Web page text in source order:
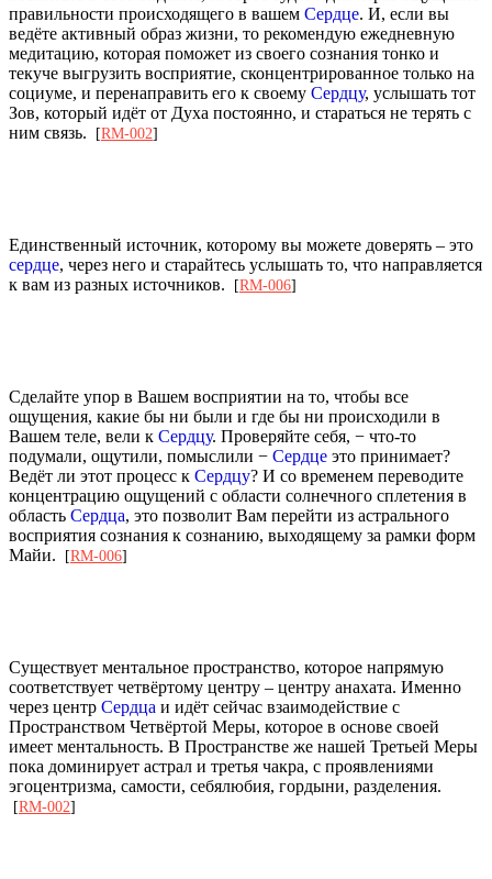
правильности происходящего в вашем Сердце. И, если вы
ведёте активный образ жизни, то рекомендую ежедневную
медитацию, которая поможет из своего сознания тонко и
текуче выгрузить восприятие, сконцентрированное только на
социуме, и перенаправить его к своему Сердцу, услышать тот
Зов, который идёт от Духа постоянно, и стараться не терять с
ним связь.
[RM-002]
Единственный источник, которому вы можете доверять – это
сердце, через него и старайтесь услышать то, что направляется
к вам из разных источников.
[RM-006]
Сделайте упор в Вашем восприятии на то, чтобы все
ощущения, какие бы ни были и где бы ни происходили в
Вашем теле, вели к Сердцу. Проверяйте себя, − что-то
подумали, ощутили, помыслили − Сердце это принимает?
Ведёт ли этот процесс к Сердцу? И со временем переводите
концентрацию ощущений с области солнечного сплетения в
область Сердца, это позволит Вам перейти из астрального
восприятия сознания к сознанию, выходящему за рамки форм
Майи.
[RM-006]
Существует ментальное пространство, которое напрямую
соответствует четвёртому центру – центру анахата. Именно
через центр Сердца и идёт сейчас взаимодействие с
Пространством Четвёртой Меры, которое в основе своей
имеет ментальность. В Пространстве же нашей Третьей Меры
пока доминирует астрал и третья чакра, с проявлениями
эгоцентризма, самости, себялюбия, гордыни, разделения.
[RM-002]